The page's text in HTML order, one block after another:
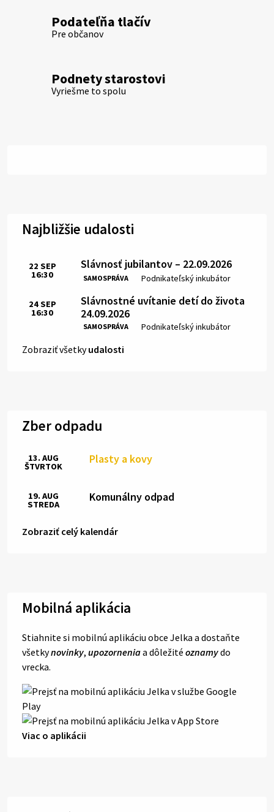
Podateľňa tlačív
Pre občanov
Podnety starostovi
Vyriešme to spolu
Najbližšie udalosti
Slávnosť jubilantov – 22.09.2026
SAMOSPRÁVA Miesto:
Podnikateľský inkubátor
Čas:
22 SEP
16:30
Slávnostné uvítanie detí do života
24.09.2026
SAMOSPRÁVA Miesto:
Podnikateľský inkubátor
Čas:
24SEP
16:30
Zobraziť všetkyudalosti
Zber odpadu
Plasty a kovy
13. AUG
ŠTVRTOK
Komunálny odpad
19. AUG
STREDA
Zobraziť celý kalendár
Mobilná aplikácia
Stiahnite si mobilnú aplikáciu obce Jelka a dostaňte
všetkynovinky, upozorneniaa dôležité oznamydo
vrecka.
Viac o aplikácii